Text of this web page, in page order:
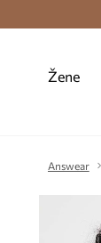
Žene
Answear